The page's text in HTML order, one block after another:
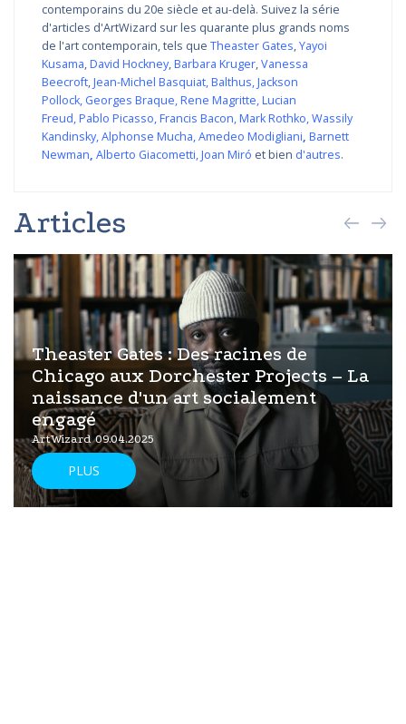
contemporains du 20e siècle et au-delà. Suivez la série
d'articles d'ArtWizard sur les quarante plus grands noms
de l'art contemporain, tels que Theaster Gates,Yayoi
Kusama,David Hockney,Barbara Kruger,Vanessa
Beecroft,Jean-Michel Basquiat,Balthus,Jackson
Pollock, Georges Braque,Rene Magritte,Lucian
Freud,Pablo Picasso,Francis Bacon,Mark Rothko,Wassily
Kandinsky,Alphonse Mucha,Amedeo Modigliani, Barnett
Newman, Alberto Giacometti,Joan Miró et bien d'autres.
Articles
Theaster Gates : Des racines de
Chicago aux Dorchester Projects – La
naissance d'un art socialement
engagé
ArtWizard 09.04.2025
PLUS